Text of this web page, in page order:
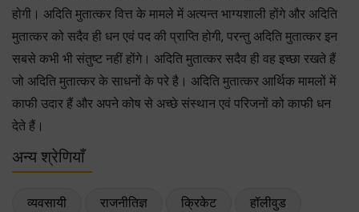
होगी। अदिति मुतात्कर वित्त के मामले में अत्यन्त भाग्यशाली होंगे और अदिति
मुतात्कर को सदैव ही धन एवं पद की प्राप्ति होगी, परन्तु अदिति मुतात्कर इन
सबसे कभी भी संतुष्ट नहीं होंगे। अदिति मुतात्कर सदैव ही वह इच्छा रखते हैं
जो अदिति मुतात्कर के साधनों के परे है। अदिति मुतात्कर आर्थिक मामलों में
काफी उदार हैं और अपने कोष से अच्छे संस्थान एवं परिजनों को काफी धन
देते हैं।
अन्य श्रेणियाँ
व्यवसायी राजनीतिज्ञ क्रिकेट हॉलीवुड